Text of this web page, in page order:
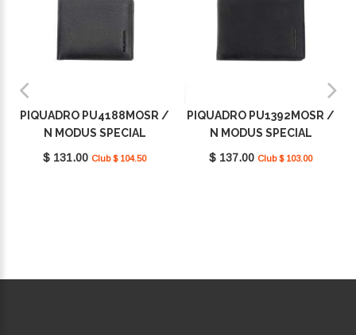
PIQUADRO PU4188MOSR /
N MODUS SPECIAL
$ 131.00 Club $ 104.50
PIQUADRO PU1392MOSR /
N MODUS SPECIAL
$ 137.00 Club $ 103.00